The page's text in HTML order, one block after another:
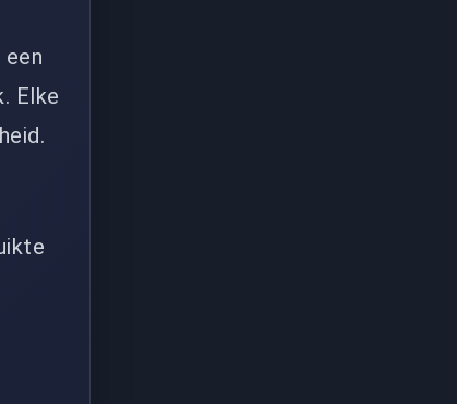
Elke